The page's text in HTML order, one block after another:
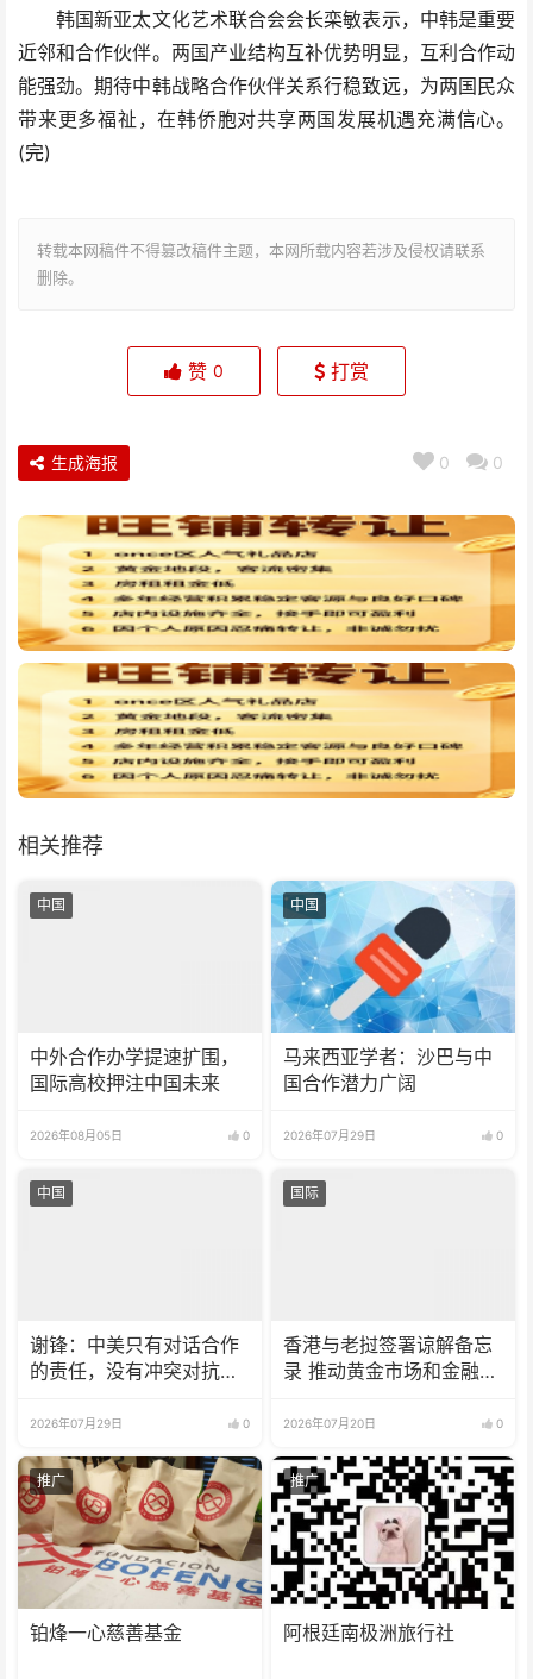
韩国新亚太文化艺术联合会会长栾敏表示，中韩是重要
近邻和合作伙伴。两国产业结构互补优势明显，互利合作动
能强劲。期待中韩战略合作伙伴关系行稳致远，为两国民众
带来更多福祉，在韩侨胞对共享两国发展机遇充满信心。
(完)
转载本网稿件不得篡改稿件主题，本网所载内容若涉及侵权请联系
删除。
赞 0 打赏
0 0
生成海报
相关推荐
中国
中外合作办学提速扩围，
国际高校押注中国未来
2026年08月05日 0
中国
马来西亚学者：沙巴与中
国合作潜力广阔
2026年07月29日 0
中国
谢锋：中美只有对话合作
的责任，没有冲突对抗的
2026年07月29日 0
国际
香港与老挝签署谅解备忘
录 推动黄金市场和金融服
2026年07月20日 0
推广
铂烽一心慈善基金
推广
阿根廷南极洲旅行社